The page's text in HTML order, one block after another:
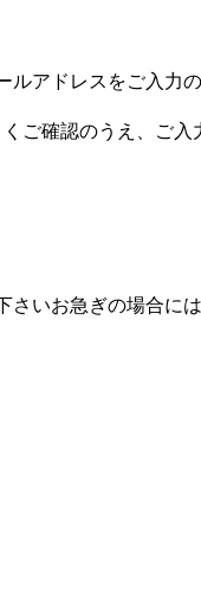
アドレスをご入力
ご確認のうえ、ご
いお急ぎの場合に